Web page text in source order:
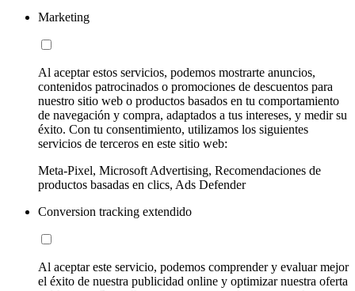
Marketing
Al aceptar estos servicios, podemos mostrarte anuncios,
contenidos patrocinados o promociones de descuentos para
nuestro sitio web o productos basados en tu comportamiento
de navegación y compra, adaptados a tus intereses, y medir su
éxito. Con tu consentimiento, utilizamos los siguientes
servicios de terceros en este sitio web:
Meta-Pixel, Microsoft Advertising, Recomendaciones de
productos basadas en clics, Ads Defender
Conversion tracking extendido
Al aceptar este servicio, podemos comprender y evaluar mejor
el éxito de nuestra publicidad online y optimizar nuestra oferta